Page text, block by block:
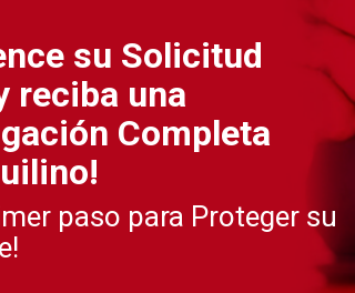
su Solicitud
reciba una
Completa
paso para Proteger su